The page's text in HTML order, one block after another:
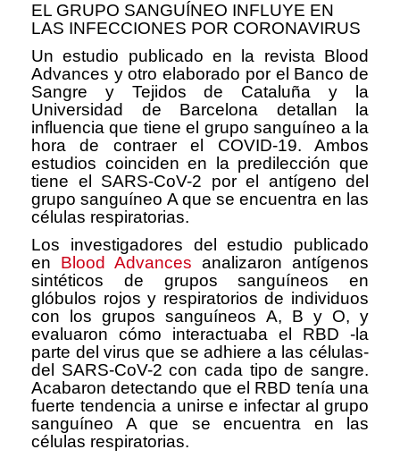
EL GRUPO SANGUÍNEO INFLUYE EN
LAS INFECCIONES POR CORONAVIRUS
Un estudio publicado en la revista Blood
Advances y otro elaborado por el Banco de
Sangre y Tejidos de Cataluña y la
Universidad de Barcelona detallan la
influencia que tiene el grupo sanguíneo a la
hora de contraer el COVID-19. Ambos
estudios coinciden en la predilección que
tiene el SARS-CoV-2 por el antígeno del
grupo sanguíneo A que se encuentra en las
células respiratorias.
Los investigadores del estudio publicado
en Blood Advances analizaron antígenos
sintéticos de grupos sanguíneos en
glóbulos rojos y respiratorios de individuos
con los grupos sanguíneos A, B y O, y
evaluaron cómo interactuaba el RBD -la
parte del virus que se adhiere a las células-
del SARS-CoV-2 con cada tipo de sangre.
Acabaron detectando que el RBD tenía una
fuerte tendencia a unirse e infectar al grupo
sanguíneo A que se encuentra en las
células respiratorias.